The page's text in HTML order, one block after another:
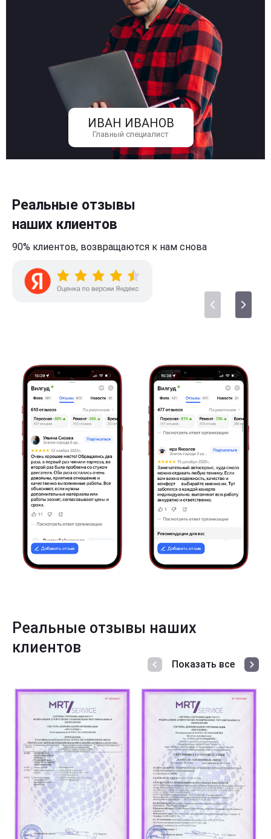
ИВАН ИВАНОВ
Главный специалист
Реальные отзывы
наших клиентов
90% клиентов, возвращаются к нам снова
Реальные отзывы наших
клиентов
Показать все